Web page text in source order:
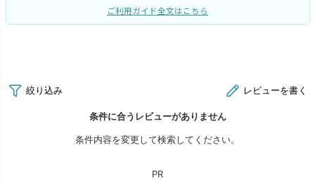
ご利用ガイド全文はこちら